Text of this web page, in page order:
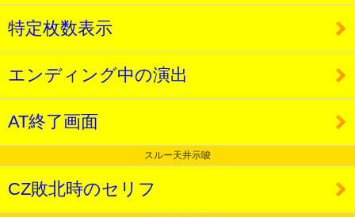
特定枚数表示
エンディング中の演出
AT終了画面
スルー天井示唆
CZ敗北時のセリフ